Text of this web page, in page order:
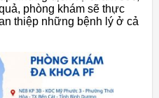
phòng khám sẽ thực
thiệp những bệnh lý ở cả